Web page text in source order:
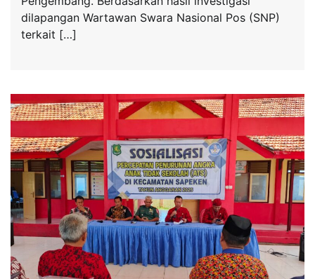
dilapangan Wartawan Swara Nasional Pos (SNP)
terkait […]